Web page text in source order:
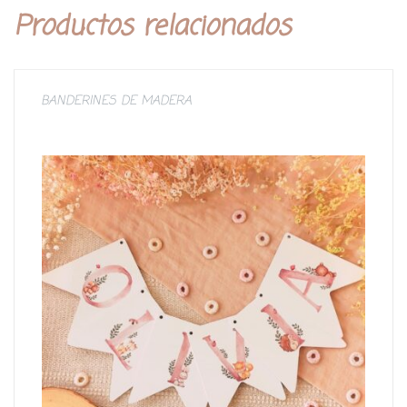
Productos relacionados
BANDERINES DE MADERA